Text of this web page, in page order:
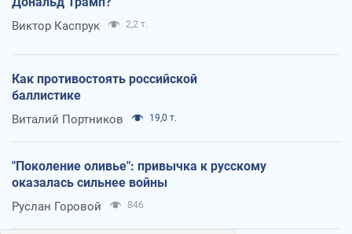
Виктор Каспрук 2,2 т.
Как противостоять российской
баллистике
Виталий Портников 19,0 т.
"Поколение оливье": привычка к русскому
оказалась сильнее войны
Руслан Горовой 846